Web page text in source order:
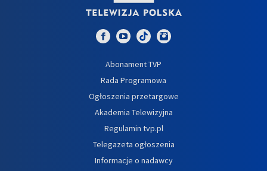
Abonament TVP
Rada Programowa
Ogłoszenia przetargowe
Akademia Telewizyjna
Regulamin tvp.pl
Telegazeta ogłoszenia
Informacje o nadawcy